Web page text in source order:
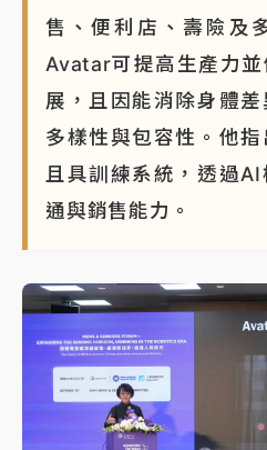
售、便利店、壽險及
Avatar可提高生產力
展，且因能消除身體
多樣性與包容性。他
且具訓練系統，透過
通與銷售能力。